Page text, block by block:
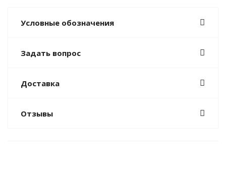
Условные обозначения
Задать вопрос
Доставка
Отзывы